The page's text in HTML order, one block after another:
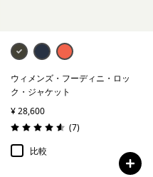
ウィメンズ・フーディニ・ロッ
ク・ジャケット
¥ 28,600
評価: 4.6 / 5
(7レビュー
)
比較